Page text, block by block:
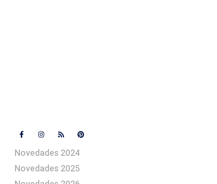
Novedades 2024
Novedades 2025